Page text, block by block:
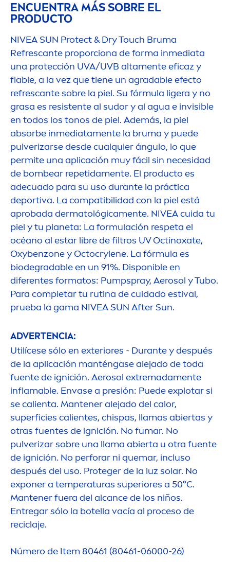
ENCUENTRA MÁS SOBRE EL
PRODUCTO
NIVEASUN Protect& Dry Touch Bruma
Refrescante proporciona de forma inmediata
una protección UVA/UVB altamente eficaz y
fiable, a la vez que tiene un agradable efecto
refrescante sobre la piel. Su fórmula ligera y no
grasa es resistente al sudor y al agua e invisible
en todos los tonos de piel. Además, la piel
absorbe inmediatamente la bruma y puede
pulverizarse desde cualquier ángulo, lo que
permite una aplicación muy fácil sin necesidad
de bombear repetidamente. El producto es
adecuado para su uso durante la práctica
deportiva. La compatibilidad con la piel está
aprobada dermatológicamente. NIVEAcuida tu
piel y tu planeta: La formulación respeta el
océano al estar libre de filtros UV Octinoxate,
Oxybenzone y Octocrylene. La fórmula es
biodegradable en un 91%. Disponible en
diferentes formatos: Pumpspray, Aerosol y Tubo.
Para completar tu rutina de cuidado estival,
prueba la gama NIVEASUN AfterSun.
ADVERTENCIA:
Utilícese sólo en exteriores - Durante y después
de la aplicación manténgase alejado de toda
fuente de ignición. Aerosol extremadamente
inflamable. Envase a presión: Puede explotar si
se calienta. Mantener alejado del calor,
superficies calientes, chispas, llamas abiertas y
otras fuentes de ignición. No fumar. No
pulverizar sobre una llama abierta u otra fuente
de ignición. No perforar ni quemar, incluso
después del uso. Proteger de la luz solar. No
exponer a temperaturas superiores a 50°C.
Mantener fuera del alcance de los niños.
Entregar sólo la botella vacía al proceso de
reciclaje.
Número de Item 80461 (80461-06000-26)